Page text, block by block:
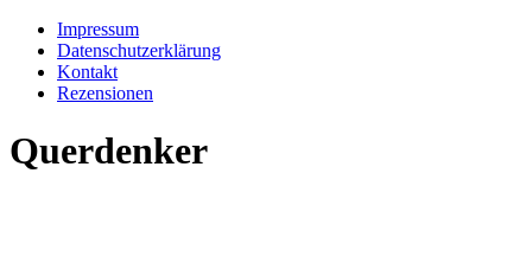
Impressum
Datenschutzerklärung
Kontakt
Rezensionen
Querdenker